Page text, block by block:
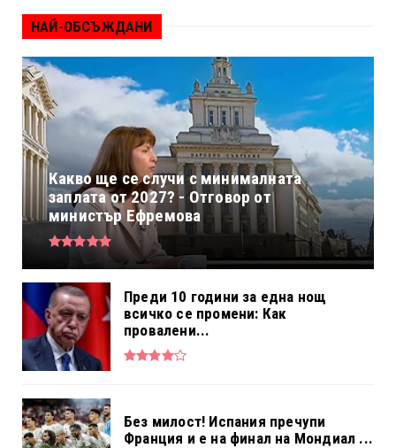
НАЙ-ОБСЪЖДАНИ
Какво ще се случи с минималната
заплата от 2027? - Отговор от
министър Ефремова
Преди 10 години за една нощ
всичко се промени: Как
провалени...
Без милост! Испания пречупи
Франция и е на финал на Мондиал ...